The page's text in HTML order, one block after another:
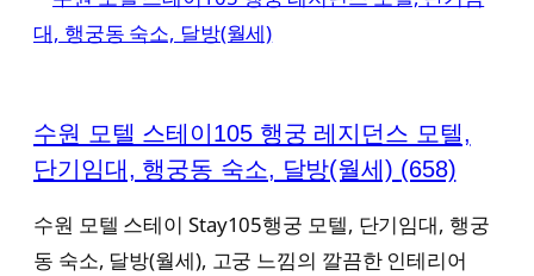
수원 모텔 스테이105 행궁 레지던스 모텔,
단기임대, 행궁동 숙소, 달방(월세) (658)
수원 모텔 스테이 Stay105행궁 모텔, 단기임대, 행궁
동 숙소, 달방(월세), 고궁 느낌의 깔끔한 인테리어